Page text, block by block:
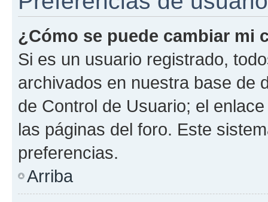
¿Cómo se puede cambiar mi
Si es un usuario registrado,
archivados en nuestra base de
de Control de Usuario; el
las páginas del foro. Este
preferencias.
Arriba